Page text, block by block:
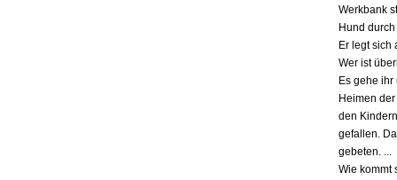
Werkbank
Hund
Er legt sich
Wer ist
Es gehe
Heimen
den
gefallen.
gebeten. ...
Wie kommt